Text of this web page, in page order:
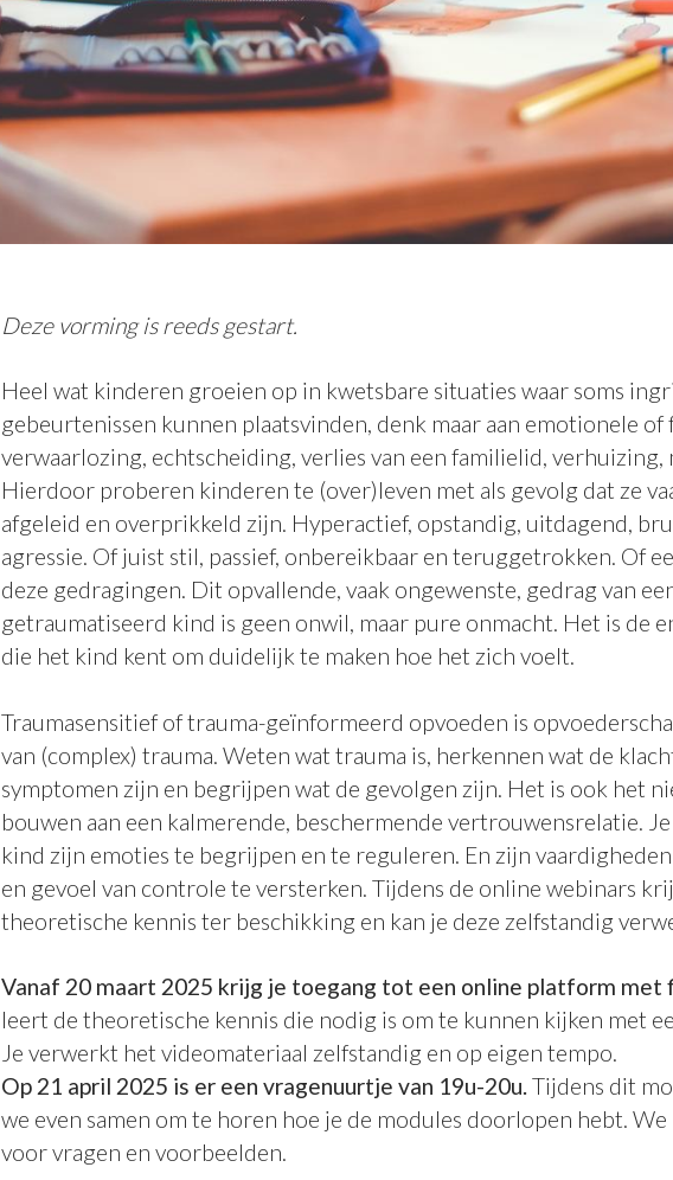
Deze vorming is reeds gestart.
Heel wat kinderen groeien op in kwetsbare situaties waar soms
gebeurtenissen kunnen plaatsvinden, denk maar aan emotionele of
verwaarlozing, echtscheiding, verlies van een familielid, verhuizing,
Hierdoor proberen kinderen te (over)leven met als gevolg dat ze
afgeleid en overprikkeld zijn. Hyperactief, opstandig, uitdagend,
agressie. Of juist stil, passief, onbereikbaar en teruggetrokken. Of
deze gedragingen. Dit opvallende, vaak ongewenste, gedrag van
getraumatiseerd kind is geen onwil, maar pure onmacht. Het is de
die het kind kent om duidelijk te maken hoe het zich voelt.
Traumasensitief of trauma-geïnformeerd opvoeden is
van (complex) trauma. Weten wat trauma is, herkennen wat de
symptomen zijn en begrijpen wat de gevolgen zijn. Het is ook het
bouwen aan een kalmerende, beschermende vertrouwensrelatie.
kind zijn emoties te begrijpen en te reguleren. En zijn
en gevoel van controle te versterken. Tijdens de online webinars
theoretische kennis ter beschikking en kan je deze zelfstandig
Vanaf 20 maart 2025 krijg je toegang tot een online platform met
leert de theoretische kennis die nodig is om te kunnen kijken met
Je verwerkt het videomateriaal zelfstandig en op eigen tempo.
Op 21 april 2025 is er een vragenuurtje van 19u-20u.Tijdens dit
we even samen om te horen hoe je de modules doorlopen hebt.
voor vragen en voorbeelden.